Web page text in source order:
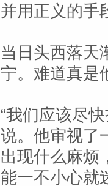
并用正义的手
当日头西落天
宁。难道真是
“我们应该尽
说。他审视了
出现什么麻烦
能一不小心就